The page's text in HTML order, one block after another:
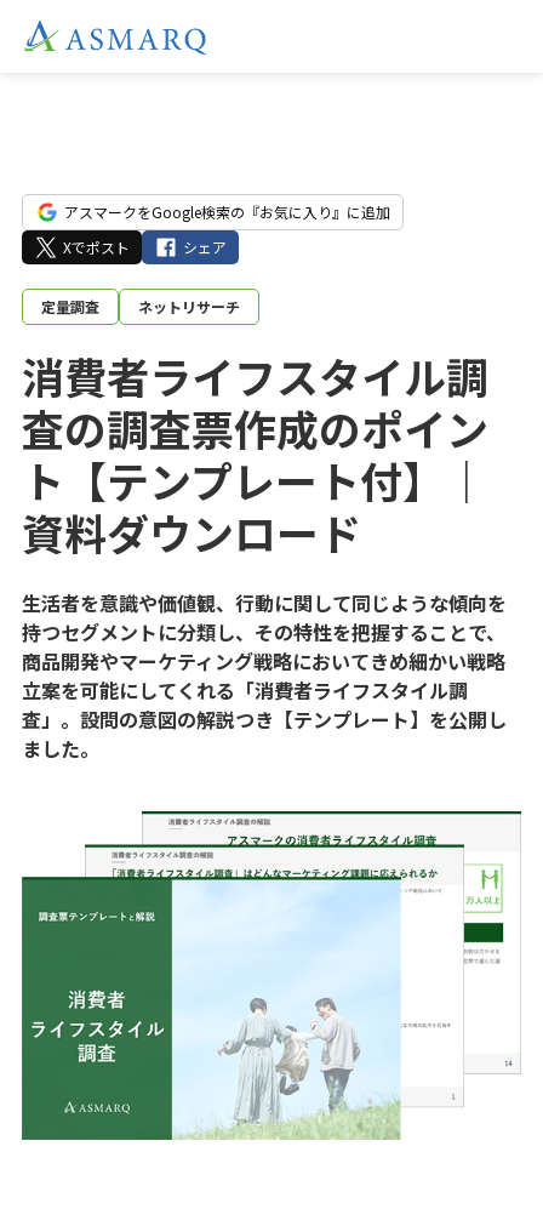
アスマークをGoogle検索の『お気に入り』に追加
Xでポスト
シェア
定量調査 ネットリサーチ
消費者ライフスタイル調
査の調査票作成のポイン
ト【テンプレート付】｜
資料ダウンロード
生活者を意識や価値観、行動に関して同じような傾向を
持つセグメントに分類し、その特性を把握することで、
商品開発やマーケティング戦略においてきめ細かい戦略
立案を可能にしてくれる「消費者ライフスタイル調
査」。設問の意図の解説つき【テンプレート】を公開し
ました。